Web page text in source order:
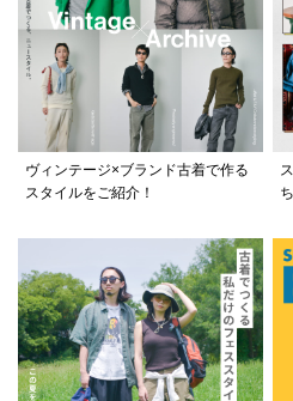
ヴィンテージ×ブランド古着で作る
スタイルをご紹介！